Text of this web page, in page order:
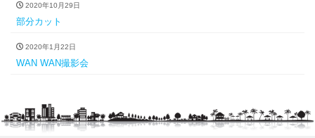
2020年10月29日
部分カット
2020年1月22日
WAN WAN撮影会